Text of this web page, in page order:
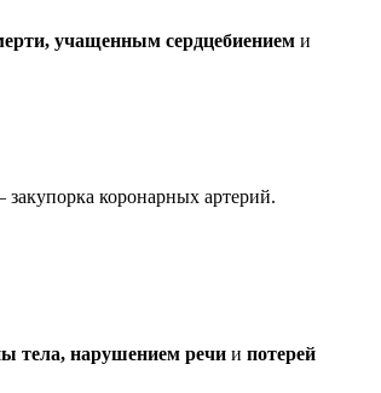
учащенным сердцебиением и
коронарных артерий.
тела, нарушением речи и потерей